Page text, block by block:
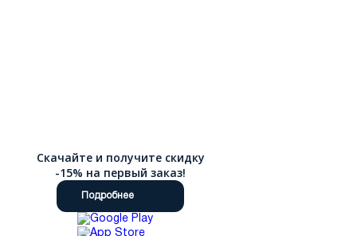
Скачайте и получите скидку
-15% на первый заказ!
Подробнее